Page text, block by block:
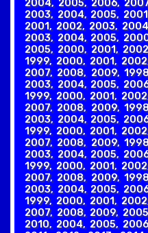
2004, 2005, 2006,
2003, 2004, 2005,
2001, 2002, 2003,
2003, 2004, 2005,
2005, 2000, 2001,
1999, 2000, 2001,
2007, 2008, 2009,
2003, 2004, 2005,
1999, 2000, 2001,
2007, 2008, 2009,
2003, 2004, 2005,
1999, 2000, 2001,
2007, 2008, 2009,
2003, 2004, 2005,
1999, 2000, 2001,
2007, 2008, 2009,
2003, 2004, 2005,
1999, 2000, 2001,
2007, 2008, 2009,
2010, 2004, 2005,